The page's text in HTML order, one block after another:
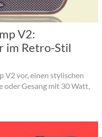
V2:
im Retro-Stil
V2 vor, einen stylischen
Gesang mit 30 Watt,